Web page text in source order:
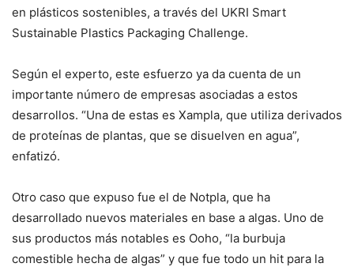
en plásticos sostenibles, a través del UKRI Smart
Sustainable Plastics Packaging Challenge.
Según el experto, este esfuerzo ya da cuenta de un
importante número de empresas asociadas a estos
desarrollos. “Una de estas es Xampla, que utiliza derivados
de proteínas de plantas, que se disuelven en agua”,
enfatizó.
Otro caso que expuso fue el de Notpla, que ha
desarrollado nuevos materiales en base a algas. Uno de
sus productos más notables es Ooho, “la burbuja
comestible hecha de algas” y que fue todo un hit para la